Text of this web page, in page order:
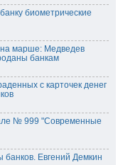
биометрические
на марше: Медведев
банкам
с карточек денег
№ 999 "Современные
банков. Евгений Демкин